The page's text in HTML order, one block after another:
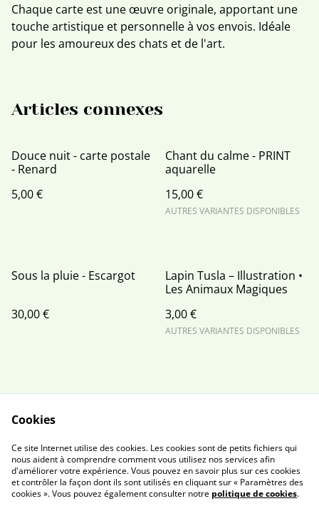
Chaque carte est une œuvre originale, apportant une
touche artistique et personnelle à vos envois. Idéale
pour les amoureux des chats et de l'art.
Articles connexes
Douce nuit - carte postale
- Renard
5,00 €
Chant du calme - PRINT
aquarelle
15,00 €
AUTRES VARIANTES DISPONIBLES
Sous la pluie - Escargot
30,00 €
Lapin Tusla – Illustration •
Les Animaux Magiques
3,00 €
AUTRES VARIANTES DISPONIBLES
Contactez moi
Conditions
Politique de
confidentialité
Politique de cookies
Newsletter
Cookies
Ce site Internet utilise des cookies. Les cookies sont de petits fichiers qui
nous aident à comprendre comment vous utilisez nos services afin
d'améliorer votre expérience. Vous pouvez en savoir plus sur ces cookies
et contrôler la façon dont ils sont utilisés en cliquant sur « Paramètres des
cookies ». Vous pouvez également consulter notre politique de cookies.